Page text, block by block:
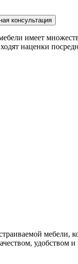
имеет
наценки
мебели,
удобством